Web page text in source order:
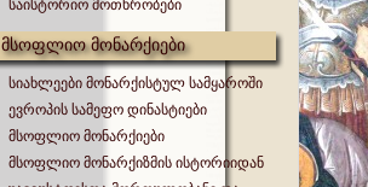
საისტორიო მოთხრობები
მსოფლიო მონარქიები
სიახლეები მონარქისტულ სამყაროში
ევროპის სამეფო დინასტიები
მსოფლიო მონარქიები
მსოფლიო მონარქიზმის ისტორიიდან